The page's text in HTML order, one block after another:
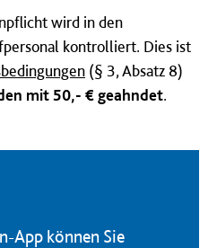
wird in den
kontrolliert. Dies ist
(§ 3, Absatz 8)
mit 50,- € geahndet.
App können Sie